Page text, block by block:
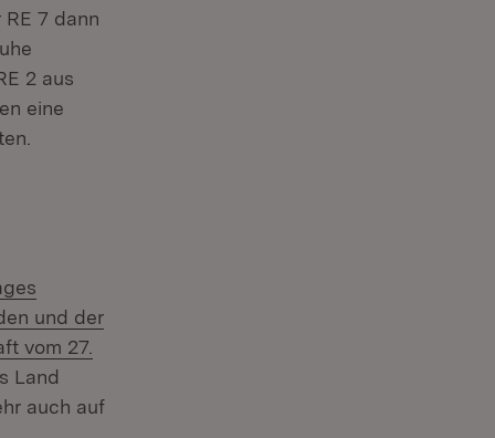
7 dann
2 aus
eine
und der
vom 27.
Land
auch auf